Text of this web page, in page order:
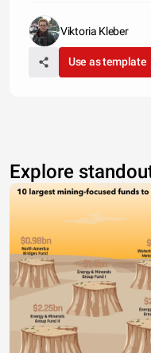
Viktoria Kleber
Use as template
Explore